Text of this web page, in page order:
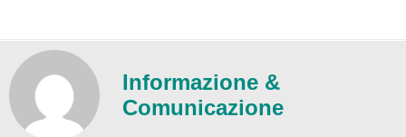
Informazione &
Comunicazione